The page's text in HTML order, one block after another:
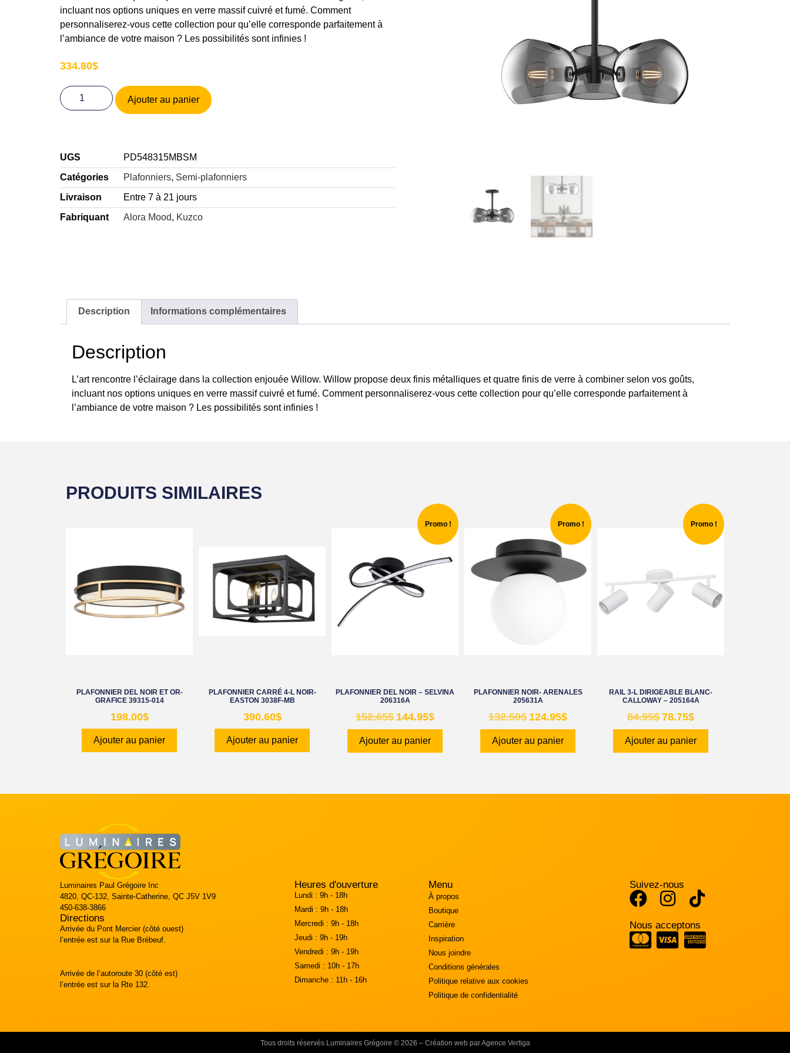
incluant nos options uniques en verre massif cuivré et fumé. Comment
personnaliserez-vous cette collection pour qu’elle corresponde parfaitement à
l’ambiance de votre maison ? Les possibilités sont infinies !
334.80$
Ajouter au panier
UGS
PD548315MBSM
Catégories
Plafonniers, Semi-plafonniers
Livraison
Entre 7 à 21 jours
Fabriquant
Alora Mood, Kuzco
Description Informations complémentaires
Description
L’art rencontre l’éclairage dans la collection enjouée Willow. Willow propose deux finis métalliques et quatre finis de verre à combiner selon vos goûts,
incluant nos options uniques en verre massif cuivré et fumé. Comment personnaliserez-vous cette collection pour qu’elle corresponde parfaitement à
l’ambiance de votre maison ? Les possibilités sont infinies !
PRODUITS SIMILAIRES
PLAFONNIER DEL NOIR ET OR-
GRAFICE 39315-014
198.00$
Ajouter au panier
PLAFONNIER CARRÉ 4-L NOIR-
EASTON 3038F-MB
390.60$
Ajouter au panier
Promo !
PLAFONNIER DEL NOIR – SELVINA
206316A
152.65$ 144.95$
Ajouter au panier
Promo !
PLAFONNIER NOIR- ARENALES
205631A
132.50$ 124.95$
Ajouter au panier
Promo !
RAIL 3-L DIRIGEABLE BLANC-
CALLOWAY – 205164A
84.95$ 78.75$
Ajouter au panier
Luminaires Paul Grégoire Inc
4820, QC-132, Sainte-Catherine, QC J5V 1V9
450-638-3866
Directions
Arrivée du Pont Mercier (côté ouest)
l’entrée est sur la Rue Brébeuf.
Arrivée de l’autoroute 30 (côté est)
l’entrée est sur la Rte 132.
Heures d'ouverture
Lundi : 9h - 18h
Mardi : 9h - 18h
Mercredi : 9h - 18h
Jeudi : 9h - 19h
Vendredi : 9h - 19h
Samedi : 10h - 17h
Dimanche : 11h - 16h
Menu
À propos
Boutique
Carrière
Inspiration
Nous joindre
Conditions générales
Politique relative aux cookies
Politique de confidentialité
Suivez-nous
Nous acceptons
Tous droits réservés Luminaires Grégoire © 2026 – Création web par Agence Vertiga